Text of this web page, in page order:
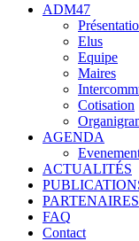
ADM47
Elus
Equipe
Maires
Cotisation
AGENDA
ACTUALITÉS
PARTENAIRES
FAQ
Contact